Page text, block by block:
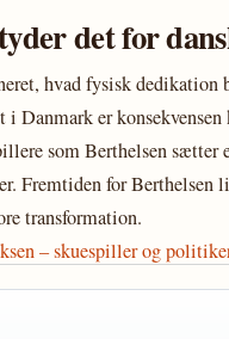
det for
hvad fysisk
Danmark er
som Berthelsen sætter
Fremtiden for Berthelsen
transformation.
– skuespiller og